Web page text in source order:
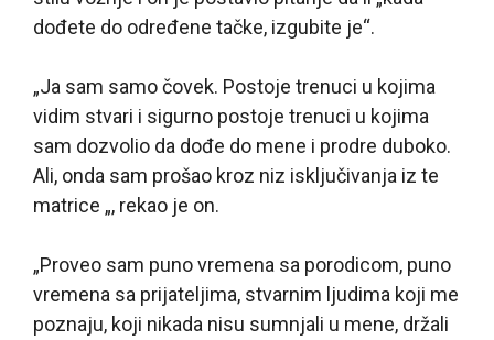
dođete do određene tačke, izgubite je“.
„Ja sam samo čovek. Postoje trenuci u kojima
vidim stvari i sigurno postoje trenuci u kojima
sam dozvolio da dođe do mene i prodre duboko.
Ali, onda sam prošao kroz niz isključivanja iz te
matrice „, rekao je on.
„Proveo sam puno vremena sa porodicom, puno
vremena sa prijateljima, stvarnim ljudima koji me
poznaju, koji nikada nisu sumnjali u mene, držali